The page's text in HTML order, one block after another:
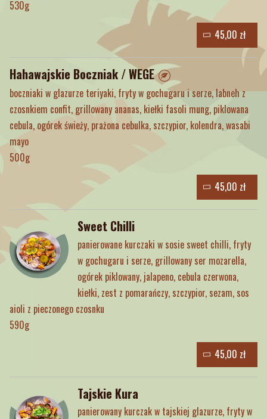
530g
Hahawajskie Boczniak / WEGE
boczniaki w glazurze teriyaki, fryty w gochugaru i serze, labneh z
czosnkiem confit, grillowany ananas, kiełki fasoli mung, piklowana
cebula, ogórek świeży, prażona cebulka, szczypior, kolendra, wasabi
mayo
500g
Sweet Chilli
panierowane kurczaki w sosie sweet chilli, fryty
w gochugaru i serze, grillowany ser mozarella,
ogórek piklowany, jalapeno, cebula czerwona,
kiełki, zest z pomarańczy, szczypior, sezam, sos
aioli z pieczonego czosnku
590g
Tajskie Kura
panierowany kurczak w tajskiej glazurze, fryty w